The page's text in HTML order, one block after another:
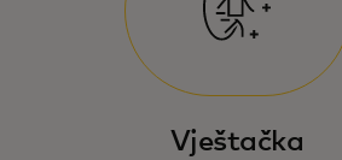
Vještačka